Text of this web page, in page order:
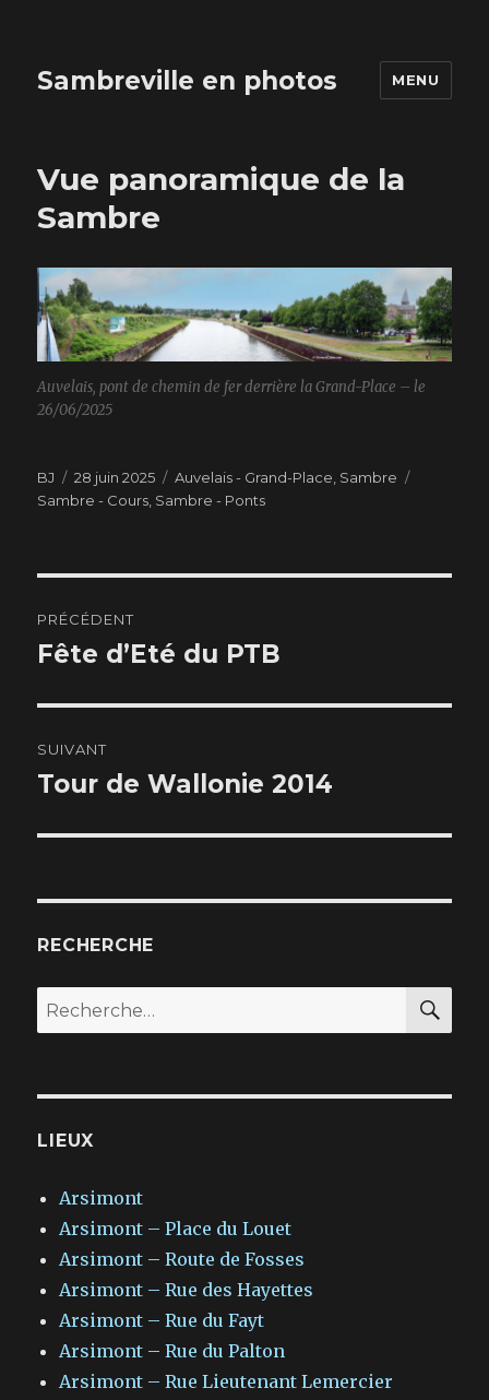
Sambreville en photos MENU
Vue panoramique de la
Sambre
Auvelais, pont de chemin de fer derrière la Grand-Place – le
26/06/2025
Auteur
BJ
Publié
le
28 juin 2025 Catégories
Auvelais - Grand-Place, Sambre
Sambre - Cours, Sambre - Ponts
de
PRÉCÉDENT
Article
Fête d’Eté du PTB
SUIVANT
Article
Tour de Wallonie 2014
RECHERCHE
Recherche
pour
LIEUX
Arsimont
Arsimont – Place du Louet
Arsimont – Route de Fosses
Arsimont – Rue des Hayettes
Arsimont – Rue du Fayt
Arsimont – Rue du Palton
Arsimont – Rue Lieutenant Lemercier